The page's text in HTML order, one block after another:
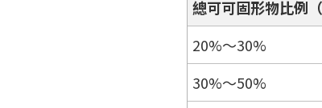
總可可固形物比例
20%～30%
30%～50%